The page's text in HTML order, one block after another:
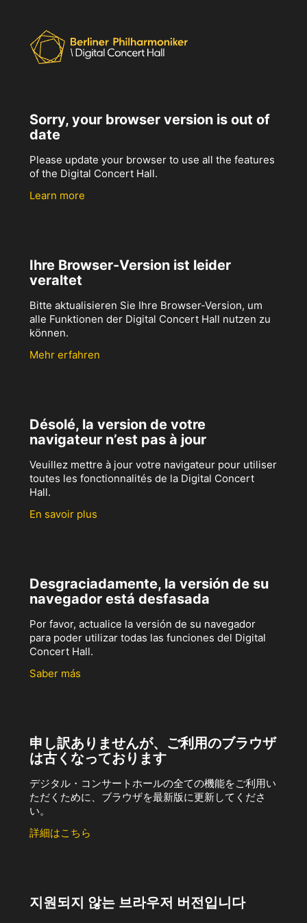
Sorry, your browser version is out of
date
Please update your browser to use all the features
of the Digital Concert Hall.
Learn more
Ihre Browser-Version ist leider
veraltet
Bitte aktualisieren Sie Ihre Browser-Version, um
alle Funktionen der Digital Concert Hall nutzen zu
können.
Mehr erfahren
Désolé, la version de votre
navigateur n’est pas à jour
Veuillez mettre à jour votre navigateur pour utiliser
toutes les fonctionnalités de la Digital Concert
Hall.
En savoir plus
Desgraciadamente, la versión de su
navegador está desfasada
Por favor, actualice la versión de su navegador
para poder utilizar todas las funciones del Digital
Concert Hall.
Saber más
申し訳ありませんが、ご利用のブラウザ
は古くなっております
デジタル・コンサートホールの全ての機能をご利用い
ただくために、ブラウザを最新版に更新してくださ
い。
詳細はこちら
지원되지 않는 브라우저 버전입니다